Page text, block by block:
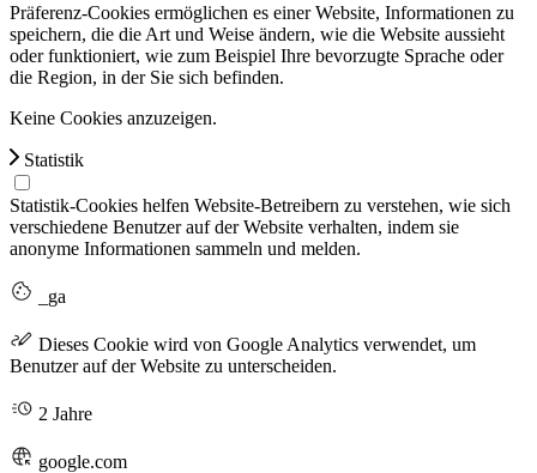
Präferenz-Cookies ermöglichen es einer Website, Informationen zu
speichern, die die Art und Weise ändern, wie die Website aussieht
oder funktioniert, wie zum Beispiel Ihre bevorzugte Sprache oder
die Region, in der Sie sich befinden.
Keine Cookies anzuzeigen.
Statistik
Statistik-Cookies helfen Website-Betreibern zu verstehen, wie sich
verschiedene Benutzer auf der Website verhalten, indem sie
anonyme Informationen sammeln und melden.
_ga
Dieses Cookie wird von Google Analytics verwendet, um
Benutzer auf der Website zu unterscheiden.
2 Jahre
google.com